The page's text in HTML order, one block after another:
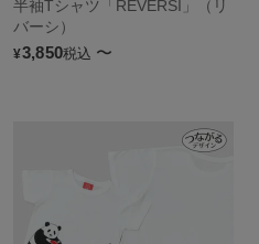
半袖Tシャツ「REVERSI」（リ
バーシ）
¥3,850税込 〜